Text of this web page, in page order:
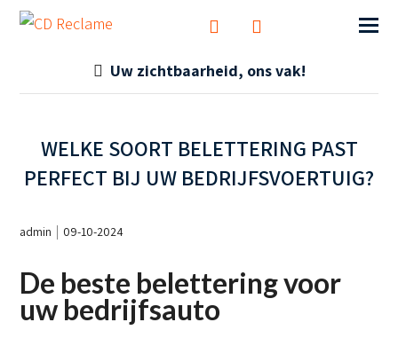
Uw zichtbaarheid, ons vak!
WELKE SOORT BELETTERING PAST
PERFECT BIJ UW BEDRIJFSVOERTUIG?
09-10-2024
admin
De beste belettering voor
uw bedrijfsauto